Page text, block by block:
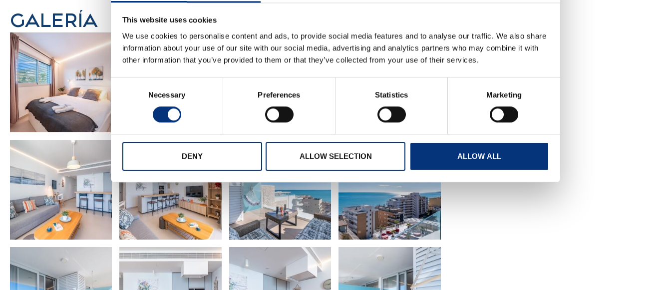
This website uses cookies
We use cookies to personalise content and ads, to provide social media features and to analyse our traffic. We also share
information about your use of our site with our social media, advertising and analytics partners who may combine it with
other information that you’ve provided to them or that they’ve collected from your use of their services.
Selection
Necessary Preferences Statistics Marketing
DENY ALLOW SELECTION ALLOW ALL
• Habitación – Cama doble (150×200 cm)
• Baño – Tocador + plato de ducha 🚿
ℹ️ NECESITA SABER
• Para Netflix debe usar su propia cuenta 🎬
• Perfecto para familias, parejas, golf, senderismo y viajes de empresa
• Dispondrá de un libro guía local 📘 con recomendaciones de la zona
• Puede consultarnos cualquier recomendación, ¡estamos para ayudarle! 🤝
📍 LUGARES DE INTERÉS
20 km Aeropuerto Málaga ✈️
18 km Málaga Centro 🏙️
12 km Torremolinos
3 km Fuengirola centro
4 km Benalmádena Pueblo 🏘️
50 m Playa 🏖️
8 km Puerto Marina 🚤 + Sea Life 🐠
7 km Selwo Marina 🐧
3 km Golf Torrequebrada ⛳
📅 ¿LISTO PARA RESERVAR?
GALERÍA